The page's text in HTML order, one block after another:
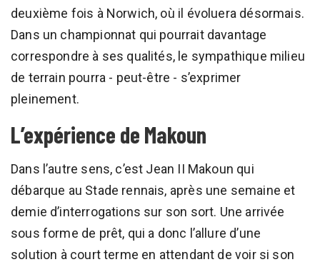
deuxième fois à Norwich, où il évoluera désormais.
Dans un championnat qui pourrait davantage
correspondre à ses qualités, le sympathique milieu
de terrain pourra - peut-être - s’exprimer
pleinement.
L’expérience de Makoun
Dans l’autre sens, c’est Jean II Makoun qui
débarque au Stade rennais, après une semaine et
demie d’interrogations sur son sort. Une arrivée
sous forme de prêt, qui a donc l’allure d’une
solution à court terme en attendant de voir si son